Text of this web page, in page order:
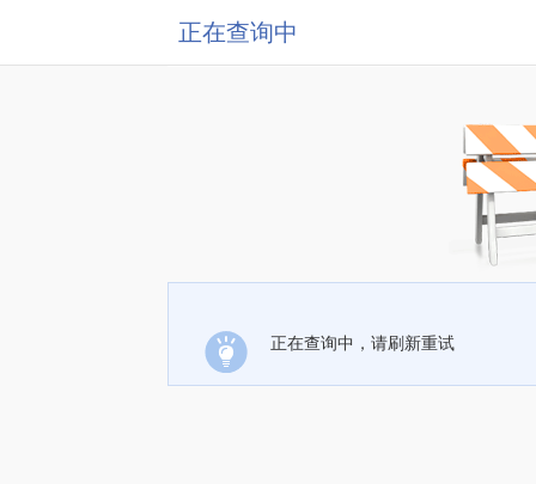
正在查询中
正在查询中，请刷新重试